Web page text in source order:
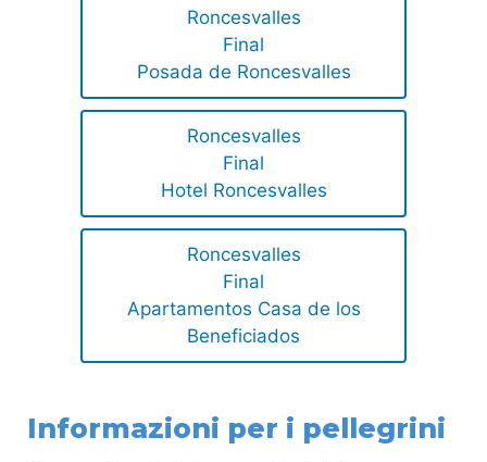
Roncesvalles
Final
Posada de Roncesvalles
Roncesvalles
Final
Hotel Roncesvalles
Roncesvalles
Final
Apartamentos Casa de los
Beneficiados
Informazioni per i pellegrini